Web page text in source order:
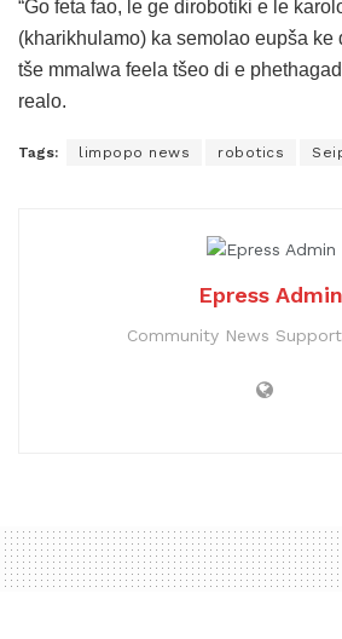
“Go feta fao, le ge dirobotiki e le
(kharikhulamo) ka semolao eupša ke
tše mmalwa feela tšeo di e
realo.
Tags: limpopo news robotics
Epress Admin
Community News